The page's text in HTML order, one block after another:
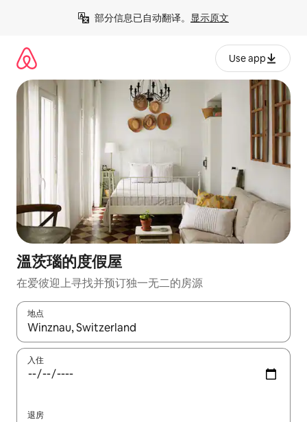
部分信息已自动翻译。 显示原文
Use app
溫茨瑙的度假屋
在爱彼迎上寻找并预订独一无二的房源
地点
如有搜索结果，请使用上下方向键查看，或通过点击或滑动手势
入住
退房